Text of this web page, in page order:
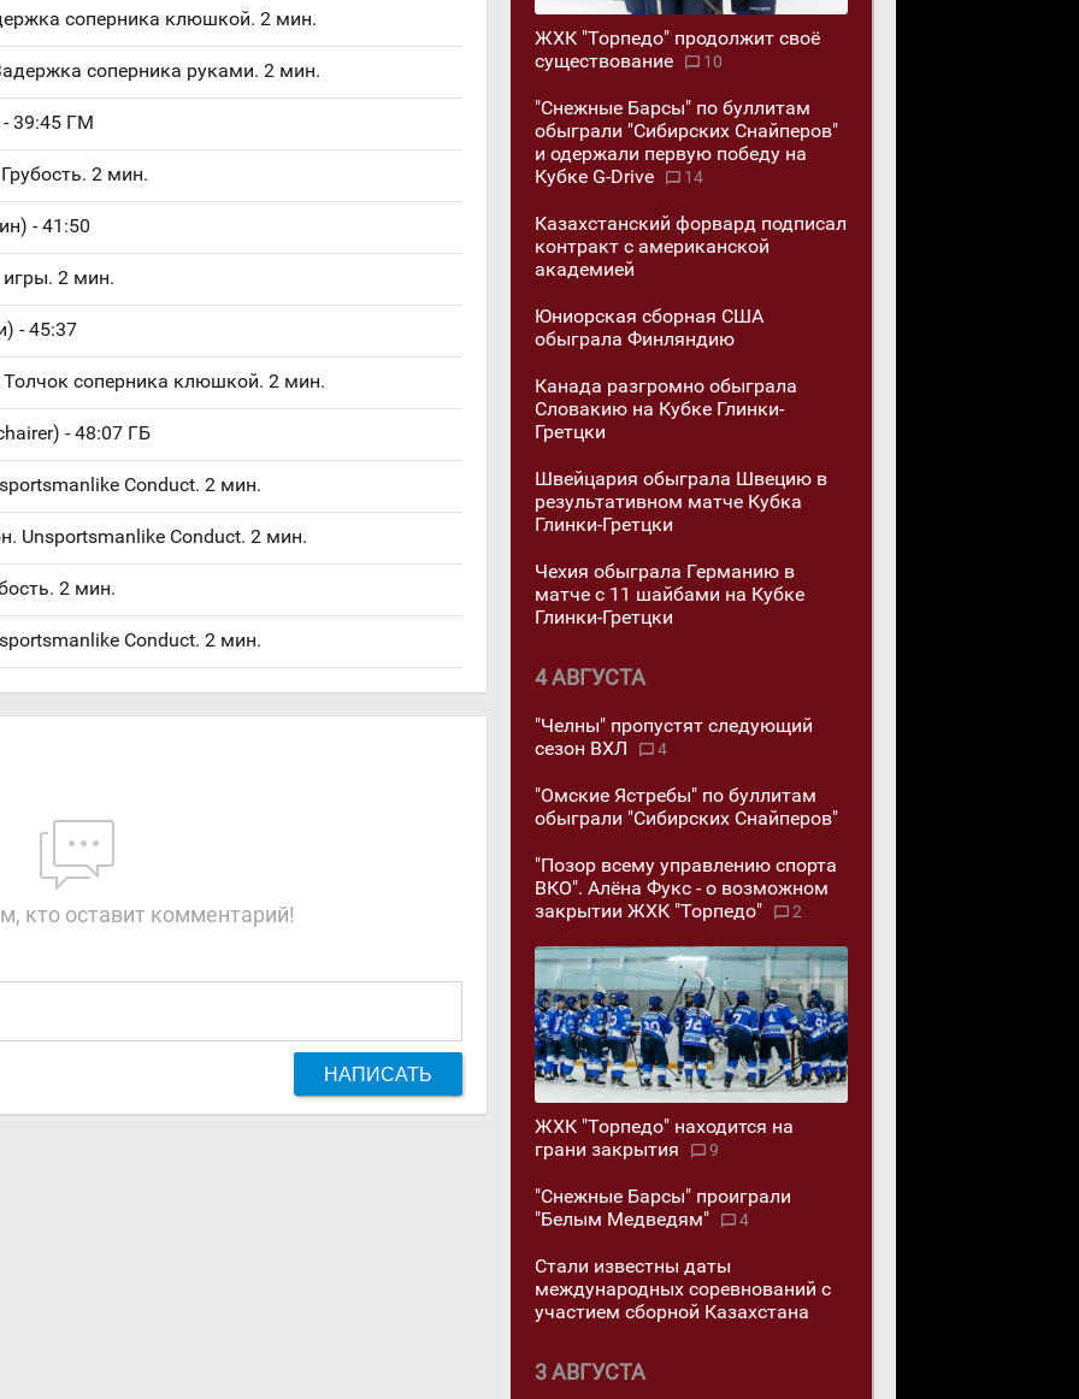
соперника клюшкой. 2 мин.
соперника руками. 2 мин.
- 39:45 ГМ
2 мин.
- 41:50
2 мин.
- 45:37
соперника клюшкой. 2 мин.
- 48:07 ГБ
Conduct. 2 мин.
Unsportsmanlike Conduct. 2 мин.
2 мин.
Conduct. 2 мин.
кто оставит комментарий!
НАПИСАТЬ
ЖХК "Торпедо" продолжит своё
существование
10
"Снежные Барсы" по буллитам
обыграли "Сибирских Снайперов"
и одержали первую победу на
Кубке G-Drive
14
Казахстанский форвард подписал
контракт с американской
академией
Юниорская сборная США
обыграла Финляндию
Канада разгромно обыграла
Словакию на Кубке Глинки-
Гретцки
Швейцария обыграла Швецию в
результативном матче Кубка
Глинки-Гретцки
Чехия обыграла Германию в
матче с 11 шайбами на Кубке
Глинки-Гретцки
4 АВГУСТА
"Челны" пропустят следующий
сезон ВХЛ
4
"Омские Ястребы" по буллитам
обыграли "Сибирских Снайперов"
"Позор всему управлению спорта
ВКО". Алёна Фукс - о возможном
закрытии ЖХК "Торпедо"
2
ЖХК "Торпедо" находится на
грани закрытия
9
"Снежные Барсы" проиграли
"Белым Медведям"
4
Стали известны даты
международных соревнований с
участием сборной Казахстана
3 АВГУСТА